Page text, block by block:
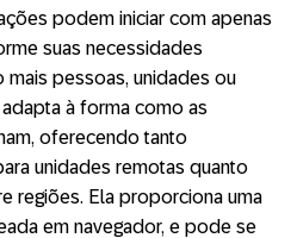
podem iniciar com apenas
suas necessidades
mais pessoas, unidades ou
adapta à forma como as
oferecendo tanto
unidades remotas quanto
regiões. Ela proporciona uma
em navegador, e pode se